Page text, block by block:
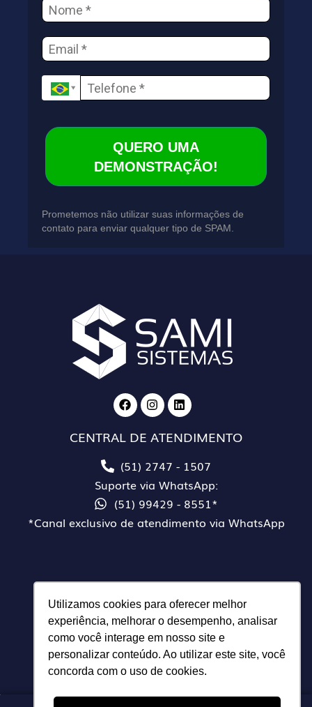
Utilizamos cookies para oferecer melhor
experiência, melhorar o desempenho, analisar
como você interage em nosso site e
personalizar conteúdo. Ao utilizar este site, você
concorda com o uso de cookies.
QUERO UMA
DEMONSTRAÇÃO!
Prometemos não utilizar suas informações de
contato para enviar qualquer tipo de SPAM.
CENTRAL DE ATENDIMENTO
(51) 2747 - 1507
Suporte via WhatsApp:
(51) 99429 - 8551*
*Canal exclusivo de atendimento via WhatsApp
SOBRE A SAMI
Nossa história
Nossos parceiros